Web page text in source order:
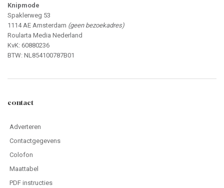
Knipmode
Spaklerweg 53
1114 AE Amsterdam (geen bezoekadres)
Roularta Media Nederland
KvK: 60880236
BTW: NL854100787B01
contact
Adverteren
Contactgegevens
Colofon
Maattabel
PDF instructies